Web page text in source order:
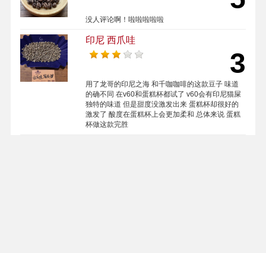
没人评论啊！啦啦啦啦啦
印尼 西爪哇
3
用了龙哥的印尼之海 和千咖咖啡的这款豆子 味道
的确不同 在v60和蛋糕杯都试了 v60会有印尼猫屎
独特的味道 但是甜度没激发出来 蛋糕杯却很好的
激发了 酸度在蛋糕杯上会更加柔和 总体来说 蛋糕
杯做这款完胜